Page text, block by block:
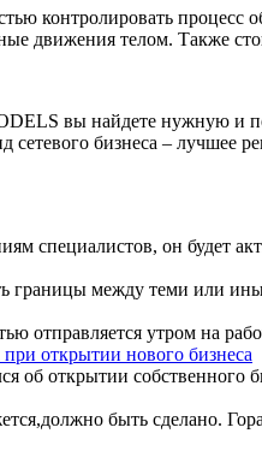
контролировать процесс
движения телом. Также
вы найдете нужную и
сетевого бизнеса – лучшее
специалистов, он будет
границы между теми или
отправляется утром на
открытии нового бизнеса
об открытии собственного
быть сделано.